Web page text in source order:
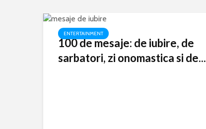
ENTERTAINMENT
100 de mesaje: de iubire, de
sarbatori, zi onomastica si de...